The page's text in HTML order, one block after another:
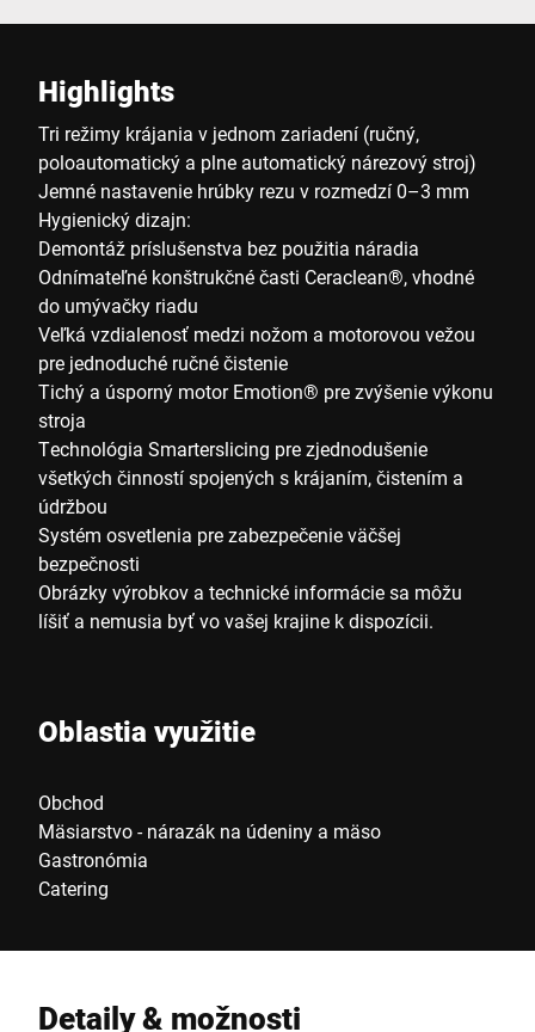
Highlights
Tri režimy krájania v jednom zariadení (ručný,
poloautomatický a plne automatický nárezový stroj)
Jemné nastavenie hrúbky rezu v rozmedzí 0–3 mm
Hygienický dizajn:
Demontáž príslušenstva bez použitia náradia
Odnímateľné konštrukčné časti Ceraclean®, vhodné
do umývačky riadu
Veľká vzdialenosť medzi nožom a motorovou vežou
pre jednoduché ručné čistenie
Tichý a úsporný motor Emotion® pre zvýšenie výkonu
stroja
Technológia Smarterslicing pre zjednodušenie
všetkých činností spojených s krájaním, čistením a
údržbou
Systém osvetlenia pre zabezpečenie väčšej
bezpečnosti
Obrázky výrobkov a technické informácie sa môžu
líšiť a nemusia byť vo vašej krajine k dispozícii.
Oblastia využitie
Obchod
Mäsiarstvo - nárazák na údeniny a mäso
Gastronómia
Catering
Detaily & možnosti